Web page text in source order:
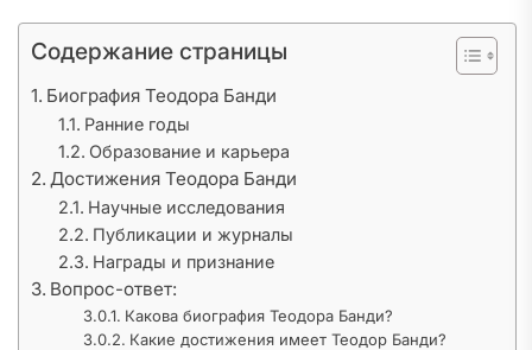
Содержание страницы
Биография Теодора Банди
Ранние годы
Образование и карьера
Достижения Теодора Банди
Научные исследования
Публикации и журналы
Награды и признание
Вопрос-ответ:
Какова биография Теодора Банди?
Какие достижения имеет Теодор Банди?